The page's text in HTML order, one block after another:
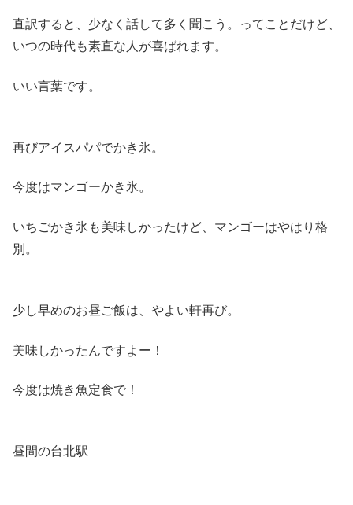
直訳すると、少なく話して多く聞こう。ってことだけど、
いつの時代も素直な人が喜ばれます。
いい言葉です。
再びアイスパパでかき氷。
今度はマンゴーかき氷。
いちごかき氷も美味しかったけど、マンゴーはやはり格
別。
少し早めのお昼ご飯は、やよい軒再び。
美味しかったんですよー！
今度は焼き魚定食で！
昼間の台北駅